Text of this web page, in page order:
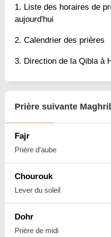
Liste des horaires de
aujourd'hui
Calendrier des prières
Direction de la Qibla à
Prière suivante
Fajr
Prière d'aube
Chourouk
Lever du soleil
Dohr
Prière de midi